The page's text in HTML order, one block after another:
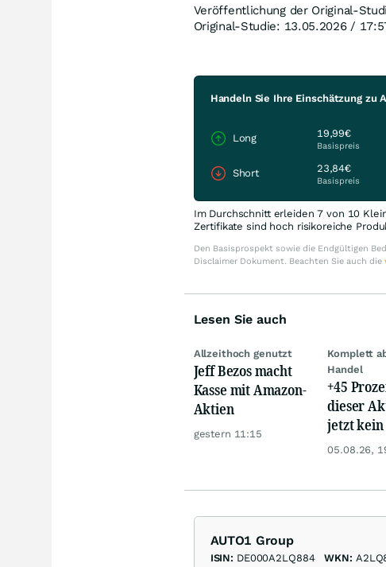
Veröffentlichung der Original-
Original-Studie: 13.05.2026 /
Handeln Sie Ihre Einschätzung zu
Long 19,99€
Basispreis
Short 23,84€
Basispreis
Im Durchschnitt erleiden 7 von 10
Zertifikate sind hoch risikoreiche
Den Basisprospekt sowie die Endgültigen
Disclaimer Dokument. Beachten Sie auch die
Lesen Sie auch
Allzeithoch genutzt
Jeff Bezos macht
Kasse mit Amazon-
Aktien
gestern 11:15
Komplett
Handel
+45
dieser
jetzt kein
dem
05.08.26,
AUTO1 Group
ISIN: DE000A2LQ884 WKN: